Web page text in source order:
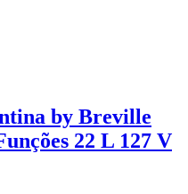
by Breville
22 L 127 V